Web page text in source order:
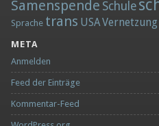
Samenspende Schule
Sprache trans USAVernetzung
META
Anmelden
Feed der Einträge
Kommentar-Feed